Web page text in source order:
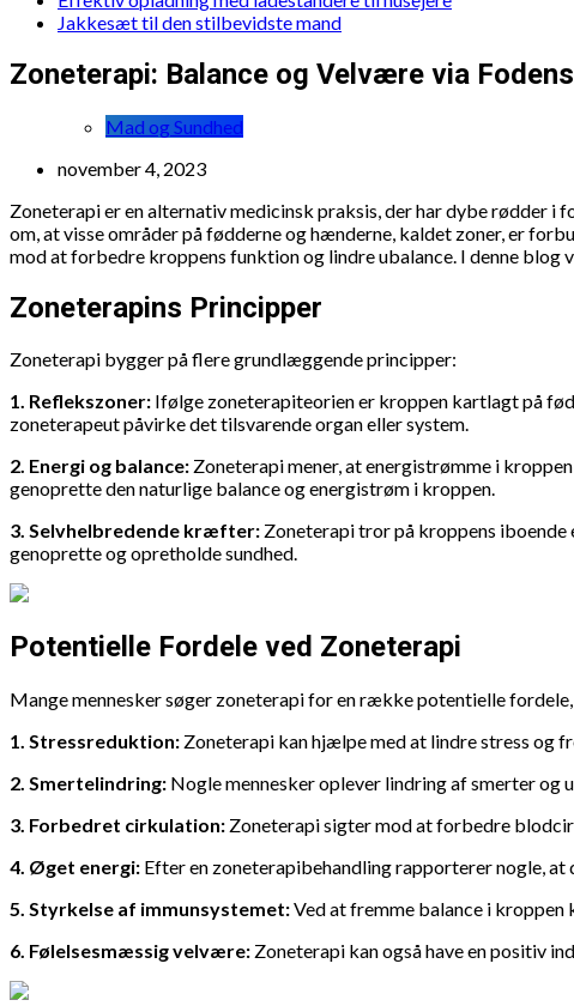
Jakkesæt til den stilbevidste mand
Zoneterapi: Balance og Velvære via
Mad og Sundhed
november 4, 2023
Zoneterapi er en alternativ medicinsk praksis, der har dybe rødder
om, at visse områder på fødderne og hænderne, kaldet zoner, er
mod at forbedre kroppens funktion og lindre ubalance. I denne
Zoneterapins Principper
Zoneterapi bygger på flere grundlæggende principper:
1. Reflekszoner: Ifølge zoneterapiteorien er kroppen kartlagt på
zoneterapeut påvirke det tilsvarende organ eller system.
2. Energi og balance: Zoneterapi mener, at energistrømme i
genoprette den naturlige balance og energistrøm i kroppen.
3. Selvhelbredende kræfter: Zoneterapi tror på kroppens
genoprette og opretholde sundhed.
Potentielle Fordele ved Zoneterapi
Mange mennesker søger zoneterapi for en række potentielle fordele,
1. Stressreduktion: Zoneterapi kan hjælpe med at lindre stress og
2. Smertelindring: Nogle mennesker oplever lindring af smerter og
3. Forbedret cirkulation: Zoneterapi sigter mod at forbedre
4. Øget energi: Efter en zoneterapibehandling rapporterer nogle,
5. Styrkelse af immunsystemet:Ved at fremme balance i
6. Følelsesmæssig velvære: Zoneterapi kan også have en positiv